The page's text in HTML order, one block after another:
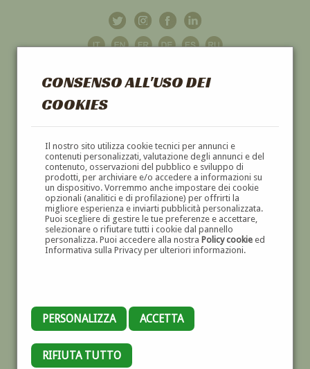
CONSENSO ALL'USO DEI
COOKIES
Il nostro sito utilizza cookie tecnici per annunci e
contenuti personalizzati, valutazione degli annunci e del
contenuto, osservazioni del pubblico e sviluppo di
prodotti, per archiviare e/o accedere a informazioni su
un dispositivo. Vorremmo anche impostare dei cookie
opzionali (analitici e di profilazione) per offrirti la
migliore esperienza e inviarti pubblicità personalizzata.
Puoi scegliere di gestire le tue preferenze e accettare,
selezionare o rifiutare tutti i cookie dal pannello
personalizza. Puoi accedere alla nostra Policy cookieed
Informativa sulla Privacy per ulteriori informazioni.
PERSONALIZZA ACCETTA
RIFIUTA TUTTO
GALLERIAD'ARTE
DIPINTI E SCULTURE '800 E '900